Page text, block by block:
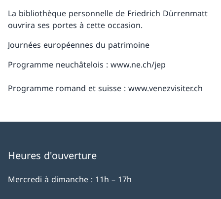
La bibliothèque personnelle de Friedrich Dürrenmatt
ouvrira ses portes à cette occasion.
Journées européennes du patrimoine
Programme neuchâtelois : www.ne.ch/jep
Programme romand et suisse : www.venezvisiter.ch
Heures d'ouverture
Mercredi à dimanche : 11h – 17h